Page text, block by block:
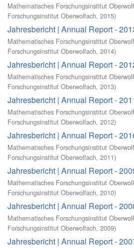
Mathematisches Forschungsinstitut
Forschungsinstitut Oberwolfach, 2015)
Jahresbericht | Annual Report -
Mathematisches Forschungsinstitut
Forschungsinstitut Oberwolfach, 2014)
Jahresbericht | Annual Report -
Mathematisches Forschungsinstitut
Forschungsinstitut Oberwolfach, 2013)
Jahresbericht | Annual Report -
Mathematisches Forschungsinstitut
Forschungsinstitut Oberwolfach, 2012)
Jahresbericht | Annual Report -
Mathematisches Forschungsinstitut
Forschungsinstitut Oberwolfach, 2011)
Jahresbericht | Annual Report -
Mathematisches Forschungsinstitut
Forschungsinstitut Oberwolfach, 2010)
Jahresbericht | Annual Report -
Mathematisches Forschungsinstitut
Forschungsinstitut Oberwolfach, 2009)
Jahresbericht | Annual Report -